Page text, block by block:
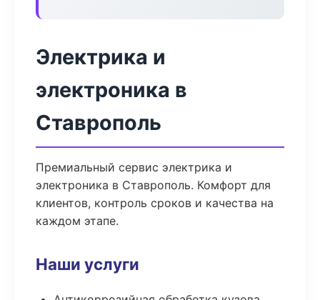
Электрика и
электроника в
Ставрополь
Премиальный сервис электрика и
электроника в Ставрополь. Комфорт для
клиентов, контроль сроков и качества на
каждом этапе.
Наши услуги